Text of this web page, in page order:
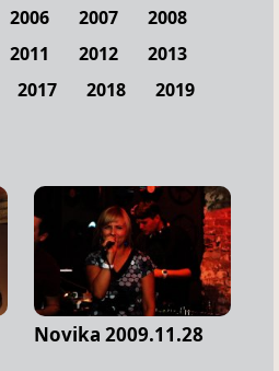
2006 2007
2008
2011 2012
2013
2017 2018
2019
Novika 2009.11.28